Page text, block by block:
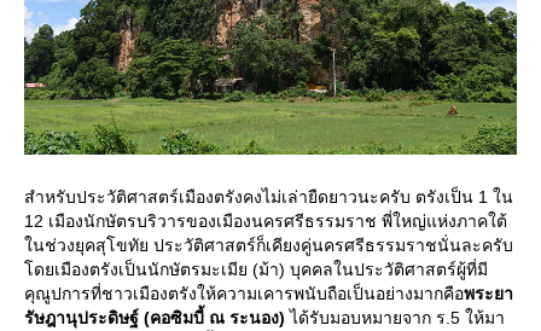
สำหรับประวัติศาสตร์เมืองตรังคงไม่เล่ายืดยาวนะครับ ตรังเป็น 1 ใน
12 เมืองนักษัตรบริวารของเมืองนครศรีธรรมราช พี่ใหญ่แห่งภาคใต้
นช่วงยุคสุโขทัย ประวัติศาสตร์ก็เคียงคู่นครศรีธรรมราชนั่นละครับ
ดยเมืองตรังเป็นนักษัตรมะเมีย (ม้า) บุคคลในประวัติศาสตร์ผู้ที่มี
คุณูปการที่ชาวเมืองตรังให้ความเคารพนับถือเป็นอย่างมากคือพระยา
รัษฎานุประดิษฐ์ (คอซิมบี้ ณ ระนอง) ได้รับมอบหมายจาก ร.5 ให้มา